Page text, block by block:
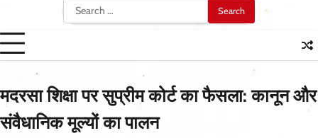
Search
for:
मदरसा शिक्षा पर सुप्रीम कोर्ट का फैसला: कानून और
संवैधानिक मूल्यों का पालन